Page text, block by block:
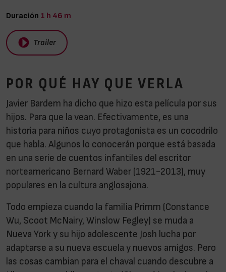
Duración 1 h 46 m
Trailer
POR QUÉ HAY QUE VERLA
Javier Bardem ha dicho que hizo esta película por sus
hijos. Para que la vean. Efectivamente, es una
historia para niños cuyo protagonista es un cocodrilo
que habla. Algunos lo conocerán porque está basada
en una serie de cuentos infantiles del escritor
norteamericano Bernard Waber (1921-2013), muy
populares en la cultura anglosajona.
Todo empieza cuando la familia Primm (Constance
Wu, Scoot McNairy, Winslow Fegley) se muda a
Nueva York y su hijo adolescente Josh lucha por
adaptarse a su nueva escuela y nuevos amigos. Pero
las cosas cambian para el chaval cuando descubre a